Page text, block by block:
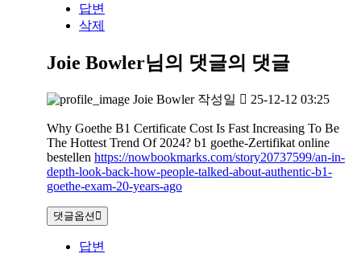
답변
삭제
Joie Bowler님의 댓글의 댓글
Joie Bowler 작성일 25-12-12 03:25
Why Goethe B1 Certificate Cost Is Fast Increasing To Be
The Hottest Trend Of 2024? b1 goethe-Zertifikat online
bestellen https://nowbookmarks.com/story20737599/an-in-
depth-look-back-how-people-talked-about-authentic-b1-
goethe-exam-20-years-ago
댓글옵션
답변